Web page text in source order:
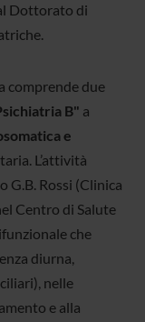
Dottorato di
comprende due
B" a
e
L’attività
G.B. Rossi (Clinica
Centro di Salute
che
diurna,
nelle
e alla